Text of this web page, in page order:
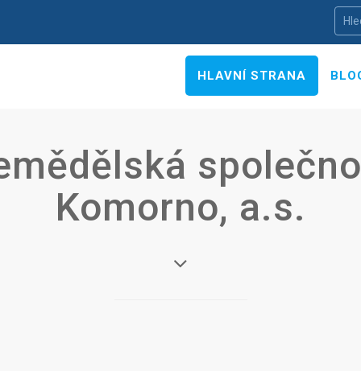
HLAVNÍ STRANA
Komorno, a.s.